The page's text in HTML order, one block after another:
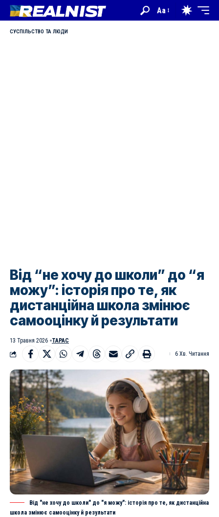
Aa
СУСПІЛЬСТВО ТА ЛЮДИ
Від “не хочу до школи” до “я
можу”: історія про те, як
дистанційна школа змінює
самооцінку й результати
13 Травня 2026
ТАРАС
6 Хв. Читання
Від "не хочу до школи" до "я можу": історія про те, як дистанційна
школа змінює самооцінку й результати